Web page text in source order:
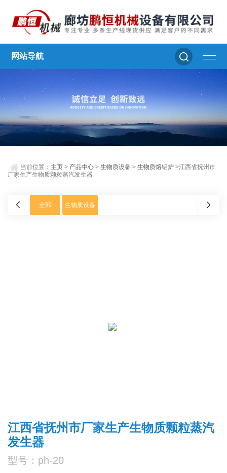
网站导航
当前位置： 主页 > 产品中心 >生物质设备 >生物质熔铝炉 >江西省抚州市
厂家生产生物质颗粒蒸汽发生器
全部 生物质设备
江西省抚州市厂家生产生物质颗粒蒸汽
发生器
型号：ph-20